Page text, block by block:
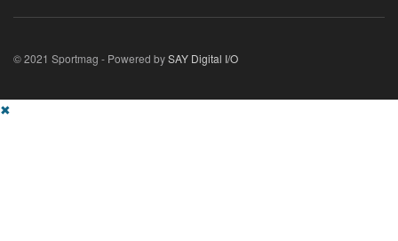
© 2021 Sportmag - Powered bySAY Digital I/O
✖